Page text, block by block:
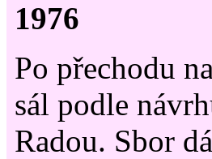
1976
Po přechodu
sál podle
Radou. Sbor